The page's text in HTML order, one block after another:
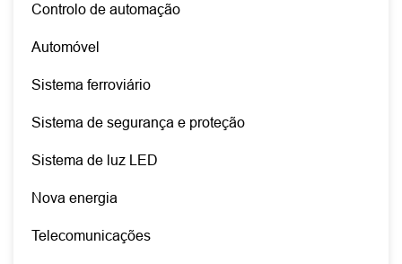
Controlo de automação
Automóvel
Sistema ferroviário
Sistema de segurança e proteção
Sistema de luz LED
Nova energia
Telecomunicações